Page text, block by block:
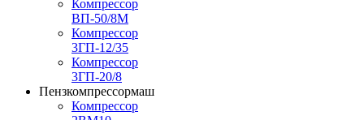
Компрессор
ВП-50/8М
Компрессор
3ГП-12/35
Компрессор
3ГП-20/8
Пензкомпрессормаш
Компрессор